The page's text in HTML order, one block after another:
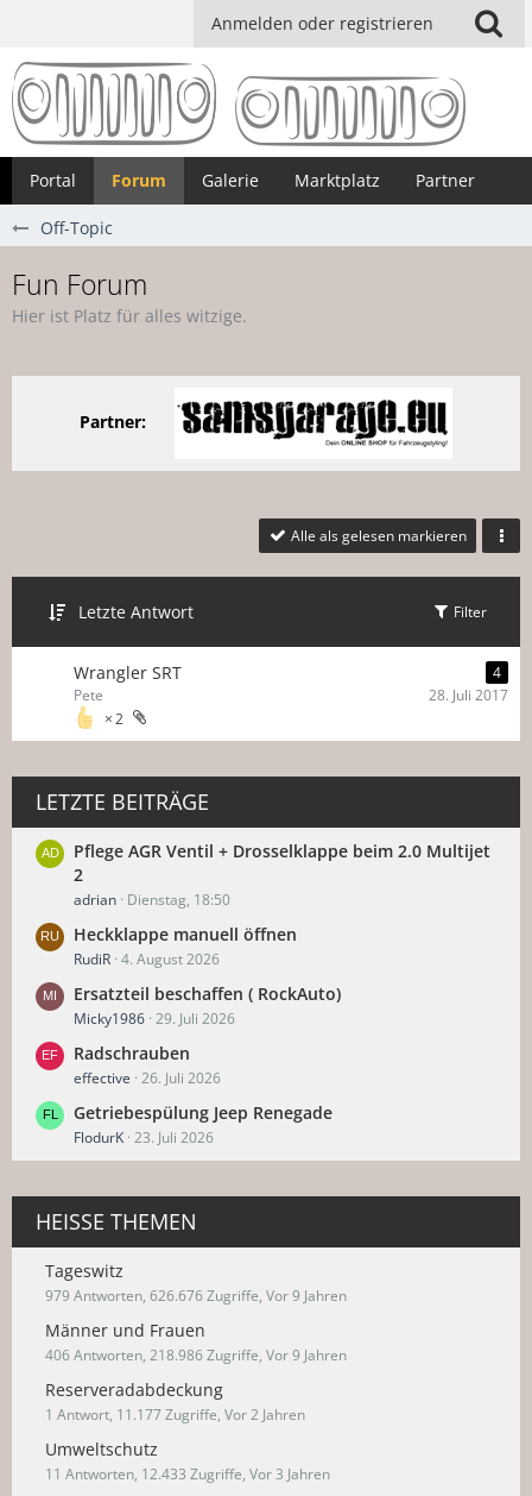
Anmelden oder registrieren
Portal Forum Galerie Marktplatz Partner
Off-Topic
Fun Forum
Hier ist Platz für alles witzige.
Partner:
Alle als gelesen markieren
Letzte Antwort Filter
Wrangler SRT 4
2
Pete 28. Juli 2017
LETZTE BEITRÄGE
Pflege AGR Ventil + Drosselklappe beim 2.0 Multijet
2
adrian Dienstag, 18:50
Heckklappe manuell öffnen
RudiR 4. August 2026
Ersatzteil beschaffen ( RockAuto)
Micky1986 29. Juli 2026
Radschrauben
effective 26. Juli 2026
Getriebespülung Jeep Renegade
FlodurK 23. Juli 2026
HEISSE THEMEN
Tageswitz
979 Antworten, 626.676 Zugriffe, Vor 9 Jahren
Männer und Frauen
406 Antworten, 218.986 Zugriffe, Vor 9 Jahren
Reserveradabdeckung
1 Antwort, 11.177 Zugriffe, Vor 2 Jahren
Umweltschutz
11 Antworten, 12.433 Zugriffe, Vor 3 Jahren